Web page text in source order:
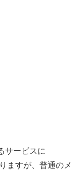
サービスに
ますが、普通のメ